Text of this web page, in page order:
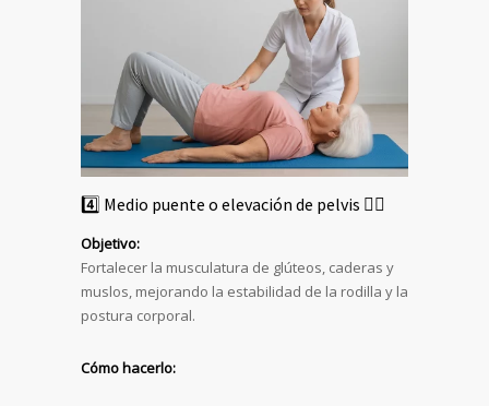
4️⃣ Medio puente o elevación de pelvis 🧍‍♀️
Objetivo:
Fortalecer la musculatura de glúteos, caderas y
muslos, mejorando la estabilidad de la rodilla y la
postura corporal.
Cómo hacerlo: